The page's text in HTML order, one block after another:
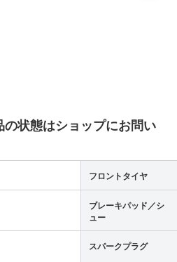
状態はショップにお問い
フロントタイヤ
ブレーキパッド／シ
ュー
スパークプラグ